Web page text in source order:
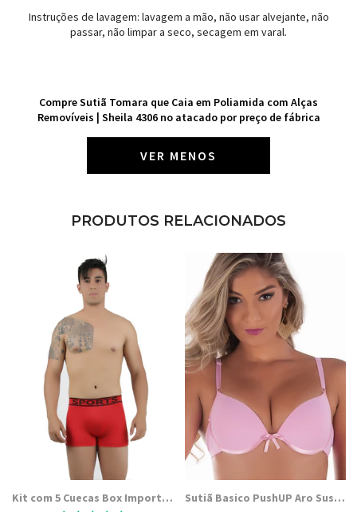
Instruções de lavagem: lavagem a mão, não usar alvejante, não
passar, não limpar a seco, secagem em varal.
Compre Sutiã Tomara que Caia em Poliamida com Alças
Removíveis | Sheila 4306 no atacado por preço de fábrica
VER MENOS
PRODUTOS RELACIONADOS
Kit com 5 Cuecas Box Importadas SPORTS | Boxer Confortavel Sutiã Basico PushUP Aro Sustentação e Meia Taça | s1005